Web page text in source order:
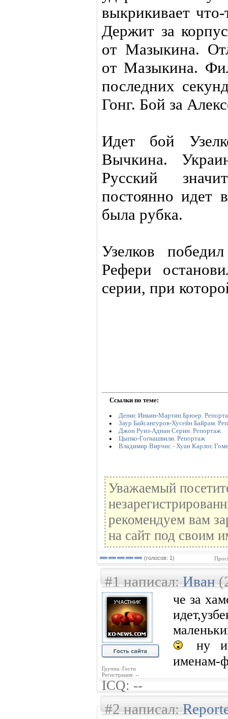
выкрикивает
Держит за
от Мазыкина.
от Мазыкина.
последних
Гонг. Бой за
Идет бой
Вычкина.
Русский
постоянно идет
была рубка.
Узелков
Рефери
серии, при
Ссылки по теме:
Денис Инкин-Мартин Брюер.
Заур Байсангуров-Хусейн Байрам.
Джон Руиз-Аднан Серин. Репортаж
Цыпко-Гогиашвили. Репортаж
Владимир Вирчис - Хуан Карлос
Уважаемый
рекомендуем вам
на сайт под своим
(голосов: 1)
#1 написал:Иван
Группа: Гости
Регистрация: --
че за
ну и
именам-
ICQ: --
#2 написал: